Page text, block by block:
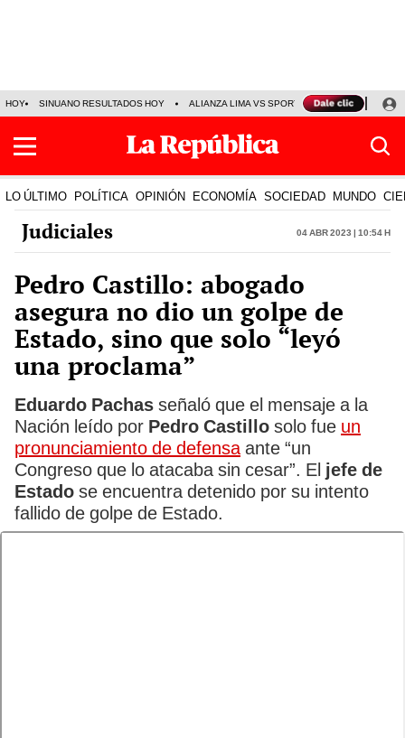
HOY SINUANO RESULTADOS HOY ALIANZA LIMA VS SPORT BOYS JORGE
LO ÚLTIMO POLÍTICA OPINIÓN ECONOMÍA SOCIEDAD MUNDO
Judiciales 04 Abr 2023 | 10:54 h
Pedro Castillo: abogado
asegura no dio un golpe de
Estado, sino que solo “leyó
una proclama”
Eduardo Pachas señaló que el mensaje a la
Nación leído por Pedro Castillo solo fue un
pronunciamiento de defensaante “un
Congreso que lo atacaba sin cesar”. El jefe de
Estado se encuentra detenido por su intento
fallido de golpe de Estado.